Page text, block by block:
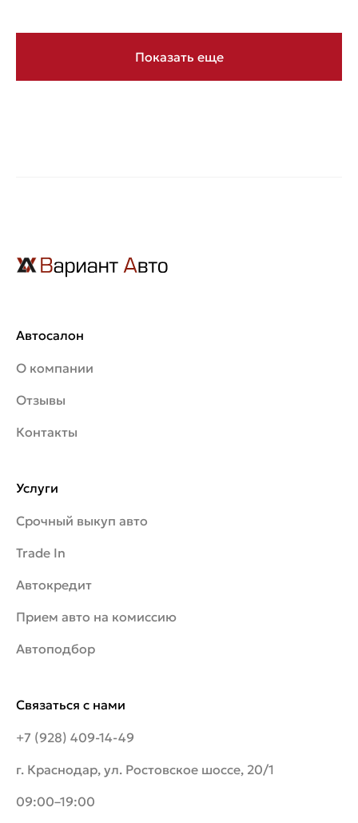
Показать еще
Автосалон
О компании
Отзывы
Контакты
Связаться с нами
+7 (928) 409-14-49
г. Краснодар, ул. Ростовское шоссе, 20/1
09:00–19:00
Услуги
Срочный выкуп авто
Trade In
Автокредит
Прием авто на комиссию
Автоподбор